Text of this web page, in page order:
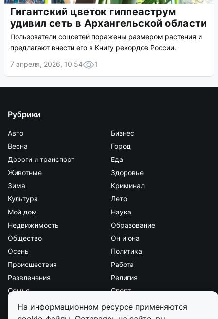
На информационном ресурсе применяются
Гигантский цветок гиппеаструм
удивил сеть в Архангельской области
Пользователи соцсетей поражены размером растения и
предлагают внести его в Книгу рекордов России.
7 апреля, 2026, 10:54
1
Рубрики
Авто
Бизнес
Весна
Город
Дороги и транспорт
Еда
Животные
Здоровье
Зима
Криминал
Культура
Лето
Мой дом
Наука
Недвижимость
Образование
Общество
Он и она
Осень
Политика
Происшествия
Работа
Развлечения
Религия
Семья
Спорт
Стиль и красота
Страна и мир
Экология
Экономика